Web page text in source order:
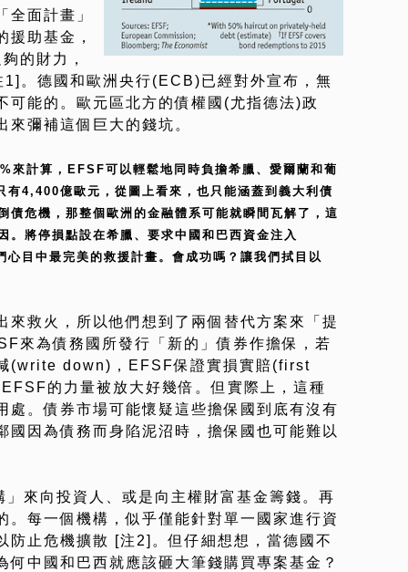
全面計畫」
援助基金，
的財力，
。德國和歐洲央行(ECB)已經對外宣布，無
可能的。歐元區北方的債權國(尤指德法)政
彌補這個巨大的錢坑。
來計算，EFSF可以輕鬆地同時負擔希臘、愛爾蘭和葡
4,400億歐元，從圖上看來，也只能涵蓋到義大利債
債危機，那整個歐洲的金融體系可能就瞬間瓦解了，這
。將停損點設在希臘、要求中國和巴西資金注入
目中最完美的救援計畫。會成功嗎？讓我們拭目以
來救火，所以他們想到了兩個替代方案來「提
來為債務國所發行「新的」債券作擔保，若
(write down)，EFSF保證實損實賠(first
的力量被放大好幾倍。但實際上，這種
處。債券市場可能懷疑這些擔保國到底有沒有
國因為債務而身陷泥沼時，擔保國也可能難以
來向投資人、或是向主權財富基金籌錢。再
。每一個機構，似乎僅能針對單一國家進行資
防止危機擴散 [注2]。但仔細想想，當德國不
何中國和巴西就應該砸大筆錢購買專案基金？